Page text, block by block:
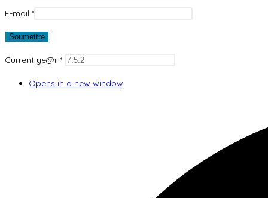
E-mail *
Current ye@r *
Opens in a new window